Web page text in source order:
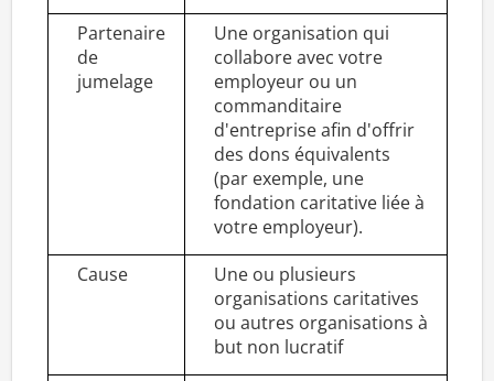
Partenaire
de
jumelage
Une organisation qui
collabore avec votre
employeur ou un
commanditaire
d'entreprise afin d'offrir
des dons équivalents
(par exemple, une
fondation caritative liée à
votre employeur).
Cause
Une ou plusieurs
organisations caritatives
ou autres organisations à
but non lucratif